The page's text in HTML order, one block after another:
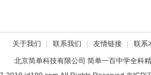
关于我们 联系我们 友情链接 联系
北京简单科技有限公司 简单一百中学全科